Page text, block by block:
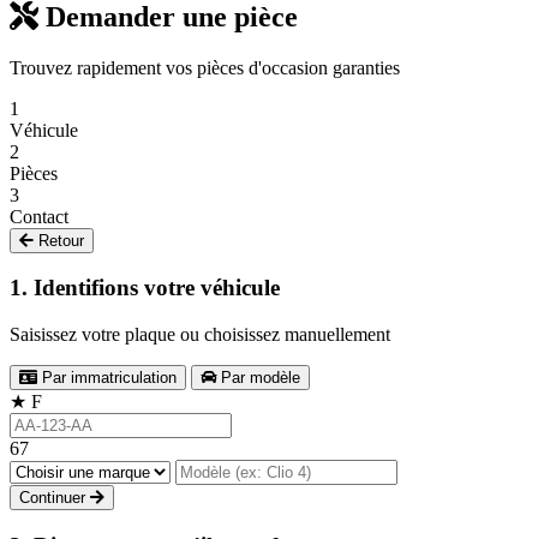
Demander une pièce
Trouvez rapidement vos pièces d'occasion garanties
1
Véhicule
2
Pièces
3
Contact
Retour
1. Identifions votre véhicule
Saisissez votre plaque ou choisissez manuellement
Par immatriculation Par modèle
★ F
67
Continuer